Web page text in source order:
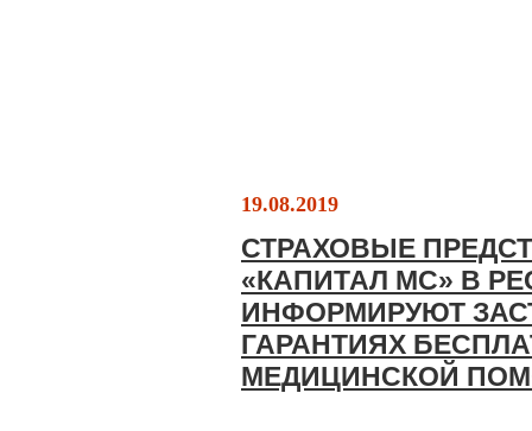
19.08.2019
СТРАХОВЫЕ
«КАПИТАЛ МС» В
ИНФОРМИРУЮТ
ГАРАНТИЯХ
МЕДИЦИНСКОЙ